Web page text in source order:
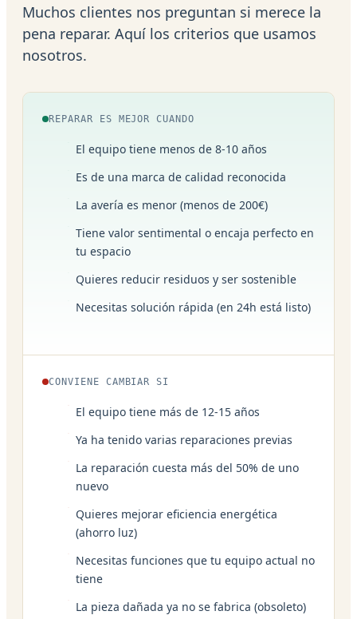
Muchos clientes nos preguntan si merece la
pena reparar. Aquí los criterios que usamos
nosotros.
REPARAR ES MEJOR CUANDO
El equipo tiene menos de 8-10 años
Es de una marca de calidad reconocida
La avería es menor (menos de 200€)
Tiene valor sentimental o encaja perfecto en
tu espacio
Quieres reducir residuos y ser sostenible
Necesitas solución rápida (en 24h está listo)
CONVIENE CAMBIAR SI
El equipo tiene más de 12-15 años
Ya ha tenido varias reparaciones previas
La reparación cuesta más del 50% de uno
nuevo
Quieres mejorar eficiencia energética
(ahorro luz)
Necesitas funciones que tu equipo actual no
tiene
La pieza dañada ya no se fabrica (obsoleto)